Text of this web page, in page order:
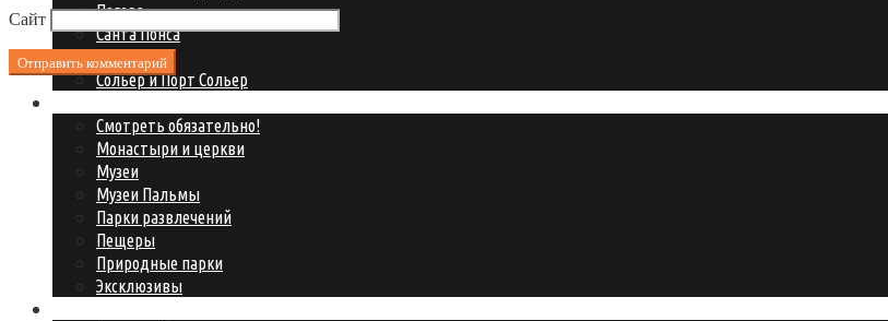
Пагера
Санта Понса
Сант Эльм
Сольер и Порт Сольер
Смотреть обязательно!
Монастыри и церкви
Музеи
Музеи Пальмы
Парки развлечений
Пещеры
Природные парки
Эксклюзивы
Сайт